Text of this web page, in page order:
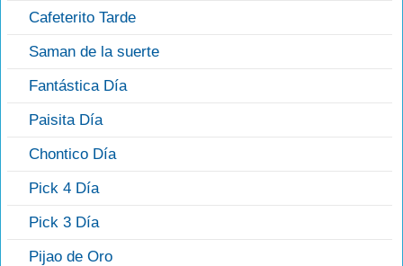
Cafeterito Tarde
Saman de la suerte
Fantástica Día
Paisita Día
Chontico Día
Pick 4 Día
Pick 3 Día
Pijao de Oro